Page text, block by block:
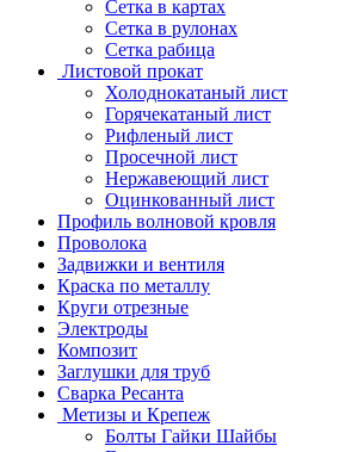
Сетка в картах
Сетка в рулонах
Сетка рабица
Листовой прокат
Холоднокатаный лист
Горячекатаный лист
Рифленый лист
Просечной лист
Нержавеющий лист
Оцинкованный лист
Профиль волновой кровля
Проволока
Задвижки и вентиля
Краска по металлу
Круги отрезные
Электроды
Композит
Заглушки для труб
Сварка Ресанта
Метизы и Крепеж
Болты Гайки Шайбы